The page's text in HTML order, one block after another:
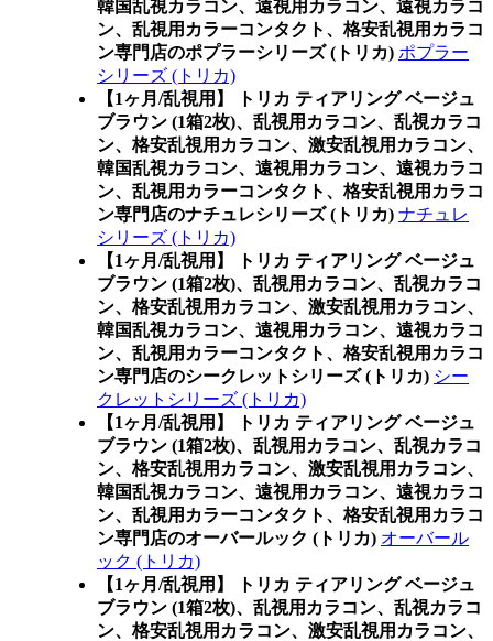
韓国乱視カラコン、遠視用カラコン、遠視カラコ
ン、乱視用カラーコンタクト、格安乱視用カラコ
ン専門店のポプラーシリーズ (トリカ) ポプラー
シリーズ (トリカ)
【1ヶ月/乱視用】 トリカ ティアリング ベージュ
ブラウン (1箱2枚)、乱視用カラコン、乱視カラコ
ン、格安乱視用カラコン、激安乱視用カラコン、
韓国乱視カラコン、遠視用カラコン、遠視カラコ
ン、乱視用カラーコンタクト、格安乱視用カラコ
ン専門店のナチュレシリーズ (トリカ) ナチュレ
シリーズ (トリカ)
【1ヶ月/乱視用】 トリカ ティアリング ベージュ
ブラウン (1箱2枚)、乱視用カラコン、乱視カラコ
ン、格安乱視用カラコン、激安乱視用カラコン、
韓国乱視カラコン、遠視用カラコン、遠視カラコ
ン、乱視用カラーコンタクト、格安乱視用カラコ
ン専門店のシークレットシリーズ (トリカ) シー
クレットシリーズ (トリカ)
【1ヶ月/乱視用】 トリカ ティアリング ベージュ
ブラウン (1箱2枚)、乱視用カラコン、乱視カラコ
ン、格安乱視用カラコン、激安乱視用カラコン、
韓国乱視カラコン、遠視用カラコン、遠視カラコ
ン、乱視用カラーコンタクト、格安乱視用カラコ
ン専門店のオーバールック (トリカ) オーバール
ック (トリカ)
【1ヶ月/乱視用】 トリカ ティアリング ベージュ
ブラウン (1箱2枚)、乱視用カラコン、乱視カラコ
ン、格安乱視用カラコン、激安乱視用カラコン、